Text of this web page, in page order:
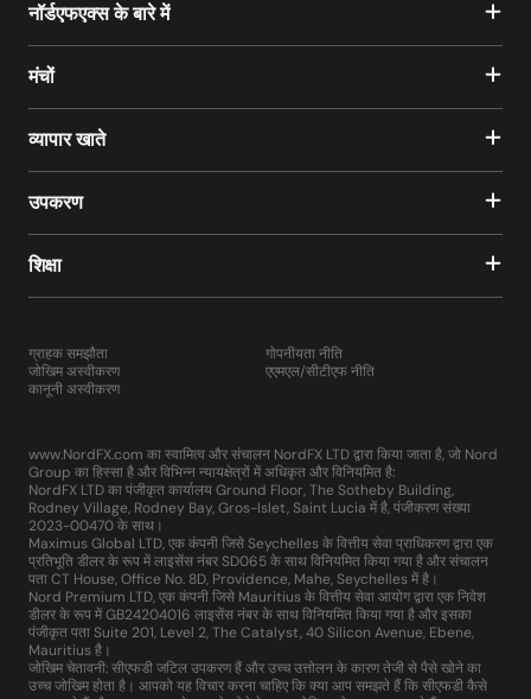
नॉर्डएफएक्स के बारे में
मंचों
व्यापार खाते
उपकरण
शिक्षा
ग्राहक समझौता
जोखिम अस्वीकरण
कानूनी अस्वीकरण
गोपनीयता नीति
एएमएल/सीटीएफ नीति
www.NordFX.com का स्वामित्व और संचालन NordFX LTD द्वारा किया जाता है, जो Nord
Group का हिस्सा है और विभिन्न न्यायक्षेत्रों में अधिकृत और विनियमित है:
NordFX LTD का पंजीकृत कार्यालय Ground Floor, The Sotheby Building,
Rodney Village, Rodney Bay, Gros-Islet, Saint Lucia में है, पंजीकरण संख्या
2023-00470 के साथ।
Maximus Global LTD, एक कंपनी जिसे Seychelles के वित्तीय सेवा प्राधिकरण द्वारा एक
प्रतिभूति डीलर के रूप में लाइसेंस नंबर SD065 के साथ विनियमित किया गया है और संचालन
पता CT House, Office No. 8D, Providence, Mahe, Seychelles में है।
Nord Premium LTD, एक कंपनी जिसे Mauritius के वित्तीय सेवा आयोग द्वारा एक निवेश
डीलर के रूप में GB24204016 लाइसेंस नंबर के साथ विनियमित किया गया है और इसका
पंजीकृत पता Suite 201, Level 2, The Catalyst, 40 Silicon Avenue, Ebene,
Mauritius है।
जोखिम चेतावनी: सीएफडी जटिल उपकरण हैं और उच्च उत्तोलन के कारण तेजी से पैसे खोने का
उच्च जोखिम होता है। आपको यह विचार करना चाहिए कि क्या आप समझते हैं कि सीएफडी कैसे